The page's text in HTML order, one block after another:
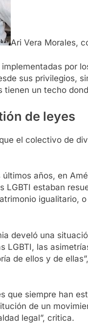
Ari Vera Morales,
por
sus privilegios,
tienen un techo
de leyes
el colectivo de
últimos años, en
LGBTI estaban
igualitario,
develó una
LGBTI, las
de ellos y de
que siempre han
de un
legal”, critica.